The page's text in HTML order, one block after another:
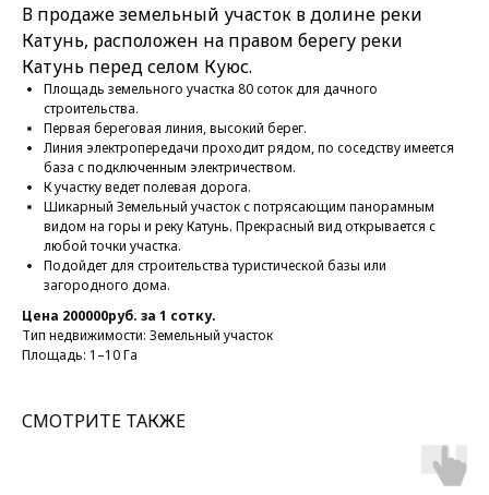
В продаже земельный участок в долине реки
Катунь, расположен на правом берегу реки
Катунь перед селом Куюс.
Площадь земельного участка 80 соток для дачного
строительства.
Первая береговая линия, высокий берег.
Линия электропередачи проходит рядом, по соседству имеется
база с подключенным электричеством.
К участку ведет полевая дорога.
Шикарный Земельный участок с потрясающим панорамным
видом на горы и реку Катунь. Прекрасный вид открывается с
любой точки участка.
Подойдет для строительства туристической базы или
загородного дома.
Цена 200000руб. за 1 сотку.
Тип недвижимости: Земельный участок
Площадь: 1–10 Га
СМОТРИТЕ ТАКЖЕ